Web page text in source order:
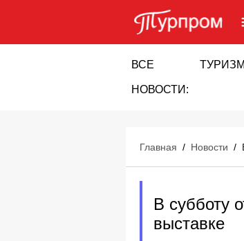
ВСЕ
НОВОСТИ:
ТУРИЗМ
Главная / Новости /
В субботу
выставке